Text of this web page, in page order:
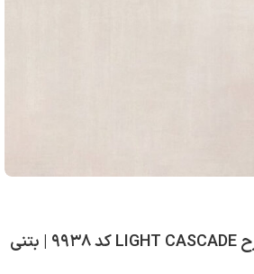
ورق MDF پاک چوب طرح LIGHT CASCADE کد ۹۹۳۸ | بتنی